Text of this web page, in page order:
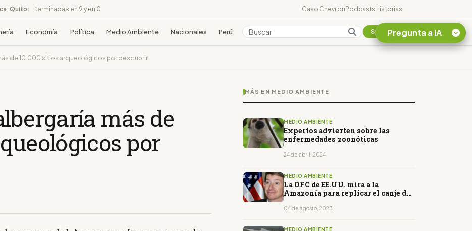
Quito: terminadas en 9 y en 0 Caso ChevronPodcastsHistorias
Economía Política Medio Ambiente Nacionales Perú Colombia Suscribirse
de 10.000 sitios arqueológicos por descubrir
más de
por
MÁS EN MEDIO AMBIENTE
MEDIO AMBIENTE
Expertos advierten sobre las
enfermedades zoonóticas
24 de abril, 2024
MEDIO AMBIENTE
La DFC de EE.UU. mira a la
Amazonía para replicar el canje de
04 de agosto, 2023
MEDIO AMBIENTE
Pregunta a IA